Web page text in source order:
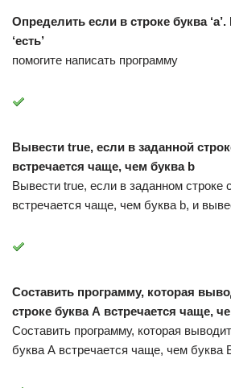
Определить если в строке буква
‘есть’
помогите написать программу
Вывести true, если в заданной
встречается чаще, чем буква b
Вывести true, если в заданном строке
встречается чаще, чем буква b, и
Составить программу, которая
строке буква А встречается чаще,
Составить программу, которая
буква А встречается чаще, чем буква